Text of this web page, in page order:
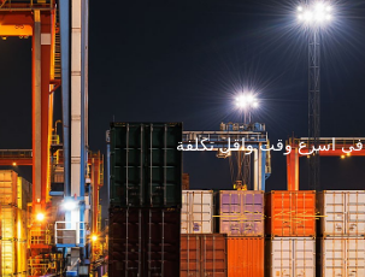
فى اسرع وقت واقل تكلفة